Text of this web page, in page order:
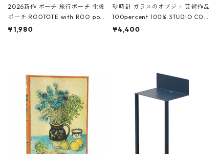
2026新作 ポーチ 旅行ポーチ 化粧
ポーチ ROOTOTE with ROO pou
ch 3532 ルートート WR.ポーチ.ラ
¥1,980
砂時計 ガラスのオブジェ 芸術作品
100percent 100% STUDIO COH
AKU Timeless 100パーセント ス
¥4,400